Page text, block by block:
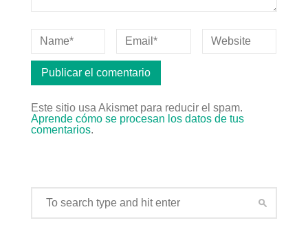
Este sitio usa Akismet para reducir el spam.
Aprende cómo se procesan los datos de tus
comentarios.